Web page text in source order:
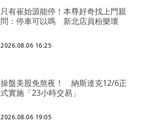
只有崔始源能停！本尊好奇找上門親
問：停車可以嗎 新北店員粉樂壞
2026.08.06 16:25
操盤美股免熬夜！ 納斯達克12/6正
式實施「23小時交易」
2026.08.06 19:05